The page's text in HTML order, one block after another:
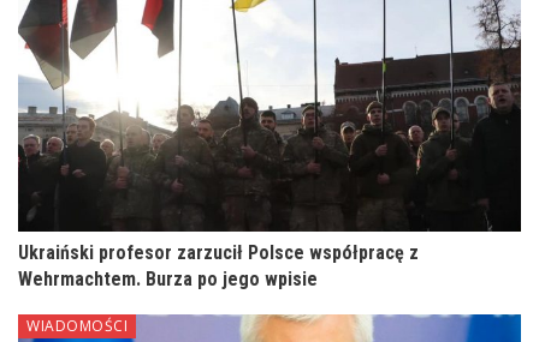
Ukraiński profesor zarzucił Polsce współpracę z
Wehrmachtem. Burza po jego wpisie
WIADOMOŚCI